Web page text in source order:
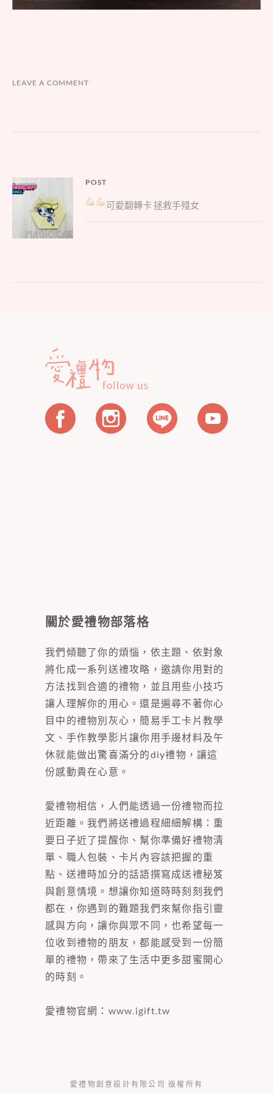
LEAVE A COMMENT
文
覽
POST
Parent
post:
可愛翻轉卡拯救手殘女
關於愛禮物部落格
我們傾聽了你的煩惱，依主題、依對象
將化成一系列送禮攻略，邀請你用對的
方法找到合適的禮物，並且用些小技巧
讓人理解你的用心。還是遍尋不著你心
目中的禮物別灰心，簡易手工卡片教學
文、手作教學影片讓你用手邊材料及午
休就能做出驚喜滿分的diy禮物，讓這
份感動貴在心意。
愛禮物相信，人們能透過一份禮物而拉
近距離。我們將送禮過程細細解構：重
要日子近了提醒你、幫你準備好禮物清
單、職人包裝、卡片內容該把握的重
點、送禮時加分的話語撰寫成送禮秘笈
與創意情境。想讓你知道時時刻刻我們
都在，你遇到的難題我們來幫你指引靈
感與方向，讓你與眾不同，也希望每一
位收到禮物的朋友，都能感受到一份簡
單的禮物，帶來了生活中更多甜蜜開心
的時刻。
愛禮物官網： www.igift.tw
愛禮物創意設計有限公司 版權所有